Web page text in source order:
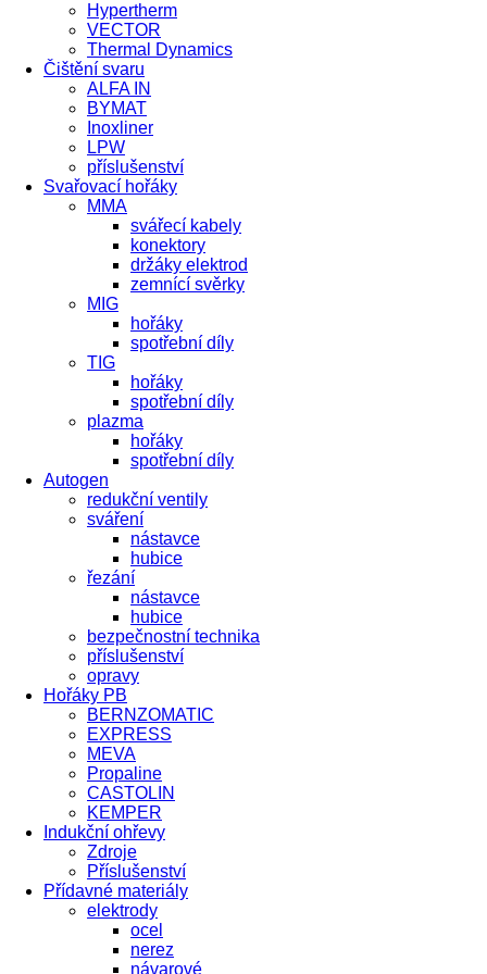
Hypertherm
VECTOR
Thermal Dynamics
Čištění svaru
ALFA IN
BYMAT
Inoxliner
LPW
příslušenství
Svařovací hořáky
MMA
svářecí kabely
konektory
držáky elektrod
zemnící svěrky
MIG
hořáky
spotřební díly
TIG
hořáky
spotřební díly
plazma
hořáky
spotřební díly
Autogen
redukční ventily
sváření
nástavce
hubice
řezání
nástavce
hubice
bezpečnostní technika
příslušenství
opravy
Hořáky PB
BERNZOMATIC
EXPRESS
MEVA
Propaline
CASTOLIN
KEMPER
Indukční ohřevy
Zdroje
Příslušenství
Přídavné materiály
elektrody
ocel
nerez
návarové